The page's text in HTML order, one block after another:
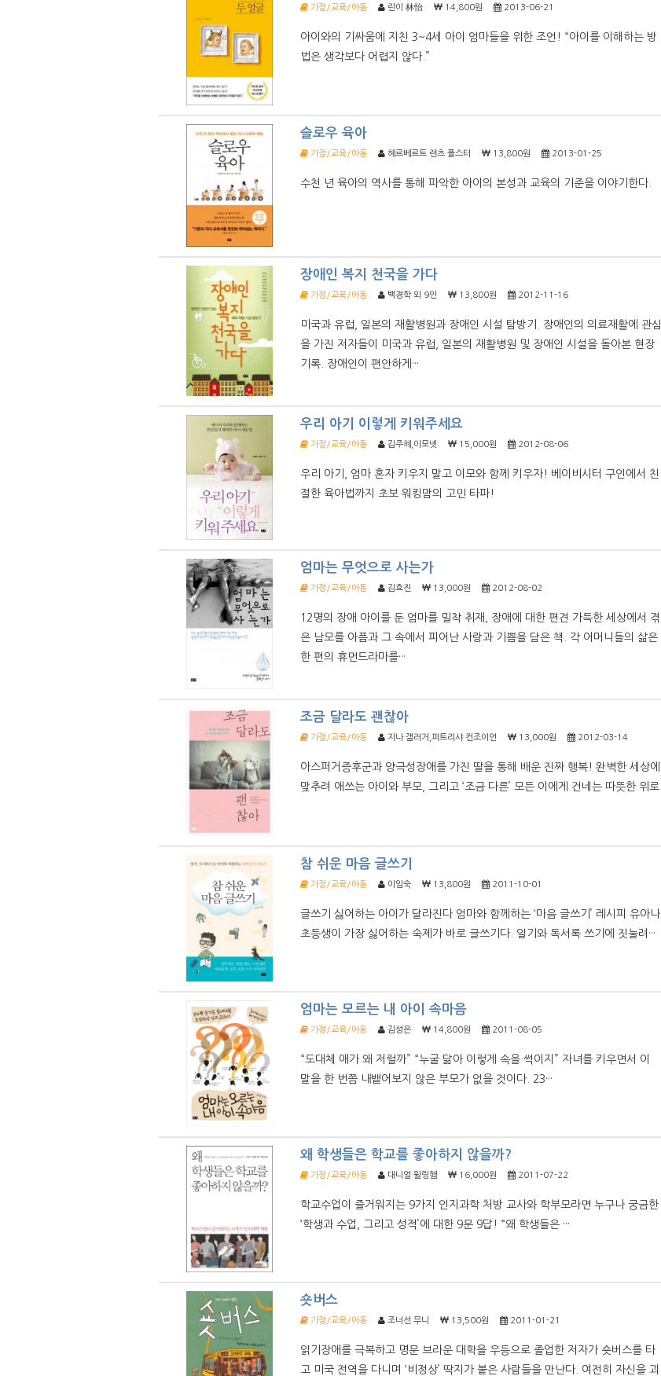
가정/교육/아동 린이 林怡 14,800원 2013-06-21
아이와의 기싸움에 지친 3~4세 아이 엄마들을 위한 조언! “아이를 이해하는 방
법은 생각보다 어렵지 않다.”
슬로우 육아
가정/교육/아동 헤르베르트 렌츠 폴스터 13,800원 2013-01-25
수천 년 육아의 역사를 통해 파악한 아이의 본성과 교육의 기준을 이야기한다.
장애인 복지 천국을 가다
가정/교육/아동 백경학 외 9인 13,800원 2012-11-16
미국과 유럽, 일본의 재활병원과 장애인 시설 탐방기. 장애인의 의료재활에 관심
을 가진 저자들이 미국과 유럽, 일본의 재활병원 및 장애인 시설을 돌아본 현장
기록. 장애인이 편안하게···
우리 아기 이렇게 키워주세요
가정/교육/아동 김주혜,이모넷 15,000원 2012-08-06
우리 아기, 엄마 혼자 키우지 말고 이모와 함께 키우자! 베이비시터 구인에서 친
절한 육아법까지 초보 워킹맘의 고민 타파!
엄마는 무엇으로 사는가
가정/교육/아동 김효진 13,000원 2012-08-02
12명의 장애 아이를 둔 엄마를 밀착 취재, 장애에 대한 편견 가득한 세상에서 겪
은 남모를 아픔과 그 속에서 피어난 사랑과 기쁨을 담은 책. 각 어머니들의 삶은
한 편의 휴먼드라마를···
조금 달라도 괜찮아
가정/교육/아동 지나 갤러거,퍼트리샤 컨조이언 13,000원 2012-03-14
아스퍼거증후군과 양극성장애를 가진 딸을 통해 배운 진짜 행복! 완벽한 세상에
맞추려 애쓰는 아이와 부모, 그리고 ‘조금 다른’ 모든 이에게 건네는 따뜻한 위로
참 쉬운 마음 글쓰기
가정/교육/아동 이임숙 13,800원 2011-10-01
글쓰기 싫어하는 아이가 달라진다 엄마와 함께하는 ‘마음 글쓰기’ 레시피 유아나
초등생이 가장 싫어하는 숙제가 바로 글쓰기다. 일기와 독서록 쓰기에 짓눌려···
엄마는 모르는 내 아이 속마음
가정/교육/아동 김성은 14,800원 2011-08-05
“도대체 애가 왜 저럴까” “누굴 닮아 이렇게 속을 썩이지” 자녀를 키우면서 이
말을 한 번쯤 내뱉어보지 않은 부모가 없을 것이다. 23···
왜 학생들은 학교를 좋아하지 않을까?
가정/교육/아동 대니얼 윌링햄 16,000원 2011-07-22
학교수업이 즐거워지는 9가지 인지과학 처방 교사와 학부모라면 누구나 궁금한
‘학생과 수업, 그리고 성적’에 대한 9문 9답! “왜 학생들은 ···
숏버스
가정/교육/아동 조너선 무니 13,500원 2011-01-21
읽기장애를 극복하고 명문 브라운 대학을 우등으로 졸업한 저자가 숏버스를 타
고 미국 전역을 다니며 ‘비정상’ 딱지가 붙은 사람들을 만난다. 여전히 자신을 괴